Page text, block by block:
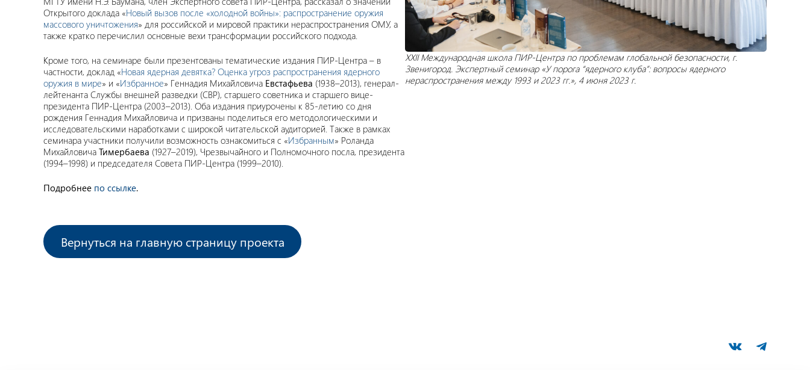
Открытого доклада «Новый вызов после «холодной войны»: распространение оружия
массового уничтожения» для российской и мировой практики нераспространения ОМУ, а
также кратко перечислил основные вехи трансформации российского подхода.
Кроме того, на семинаре были презентованы тематические издания ПИР-Центра – в
частности, доклад «Новая ядерная девятка? Оценка угроз распространения ядерного
оружия в мире» и «Избранное» Геннадия Михайловича Евстафьева (1938–2013), генерал-
лейтенанта Службы внешней разведки (СВР), старшего советника и старшего вице-
президента ПИР-Центра (2003–2013). Оба издания приурочены к 85-летию со дня
рождения Геннадия Михайловича и призваны поделиться его методологическими и
исследовательскими наработками с широкой читательской аудиторией. Также в рамках
семинара участники получили возможность ознакомиться с «Избранным» Роланда
Михайловича Тимербаева (1927–2019), Чрезвычайного и Полномочного посла, президента
(1994–1998) и председателя Совета ПИР-Центра (1999–2010).
Подробнее по ссылке.
XXII Международная школа ПИР-Центра по проблемам глобальной безопасности, г.
Звенигород. Экспертный семинар «У порога “ядерного клуба”: вопросы ядерного
нераспространения между 1993 и 2023 гг.», 4 июня 2023 г.
Вернуться на главную страницу проекта